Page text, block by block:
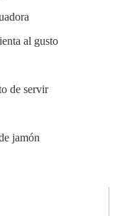
al gusto
de servir
jamón